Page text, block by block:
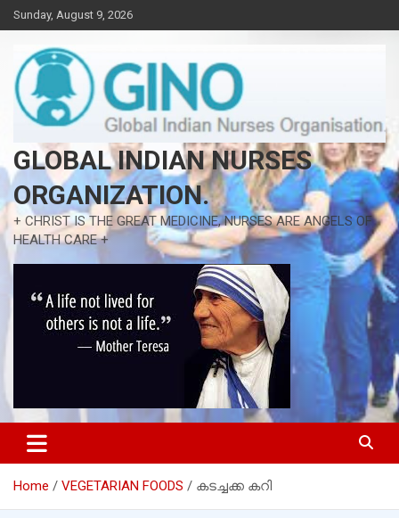
Skip
to
content
Sunday, August 9, 2026
GLOBAL INDIAN NURSES
ORGANIZATION.
+ CHRIST IS THE GREAT MEDICINE, NURSES ARE ANGELS OF
HEALTH CARE +
Home VEGETARIAN FOODS കടച്ചക്ക കറി